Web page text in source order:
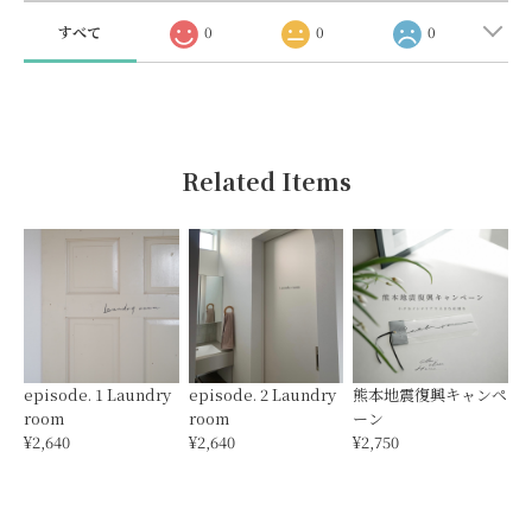
すべて 0 0 0
Related Items
episode. 1 Laundry
room
¥2,640
episode. 2 Laundry
room
¥2,640
熊本地震復興キャンペ
ーン
¥2,750